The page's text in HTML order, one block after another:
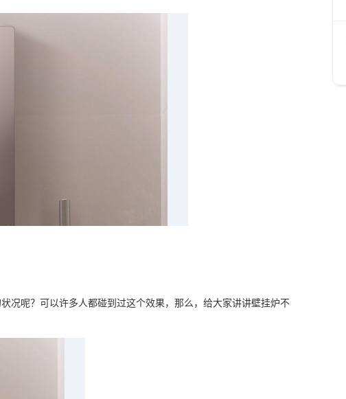
况呢？可以许多人都碰到过这个效果，那么，给大家讲讲壁挂炉不